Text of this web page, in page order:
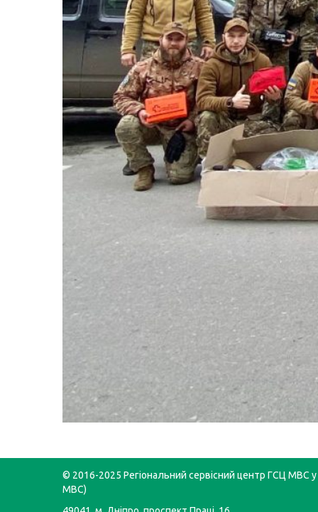
© 2016-2025 Регіональний сервісний центр ГСЦ МВС у
МВС)